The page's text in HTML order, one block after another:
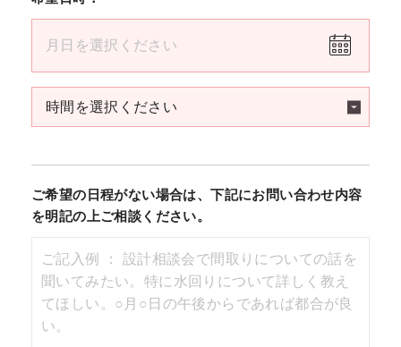
ご希望の日程がない場合は、下記にお問い合わせ内容
を明記の上ご相談ください。